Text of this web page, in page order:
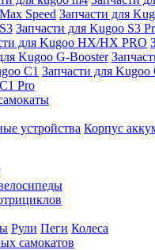
Speed Запчасти для
Запчасти для Kugoo S3
для Kugoo HX/HX PRO
Kugoo G-Booster
C1 Запчасти для Kugoo
Pro
устройства Корпус
Рули Пеги Колеса
самокатов